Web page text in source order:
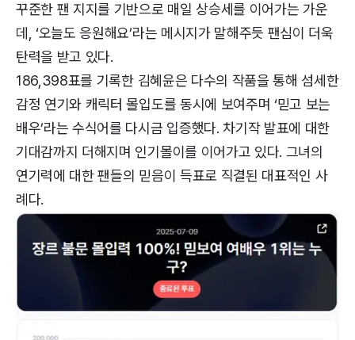
꾸준한 팬 지지를 기반으로 매일 상승세를 이어가는 가운
데, ‘오늘도 응원해요’라는 메시지가 말해주듯 팬심이 더욱
탄력을 받고 있다.
186,398표를 기록한 김혜윤은 다수의 작품을 통해 섬세한
감정 연기와 캐릭터 몰입도를 동시에 보여주며 ‘믿고 보는
배우’라는 수식어를 다시금 입증했다. 차기작 발표에 대한
기대감까지 더해지며 인기몰이를 이어가고 있다. 그녀의
연기력에 대한 팬들의 믿음이 득표로 직결된 대표적인 사
례다.